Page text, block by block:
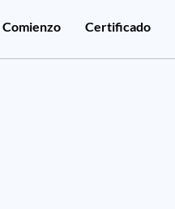
Comienzo Certificado